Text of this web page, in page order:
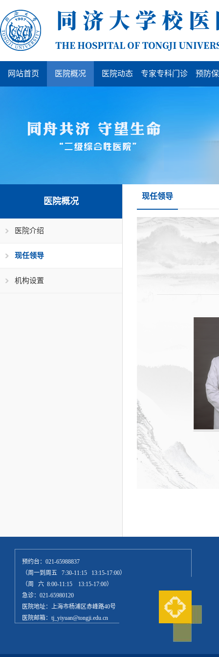
网站首页 医院概况 医院动态 专家专科门诊 预防
医院概况
医院介绍
现任领导
机构设置
现任领导
预约台：021-65988837
（周一到周五 7:30-11:15 13:15-17:00）
（周 六 8:00-11:15 13:15-17:00）
急诊：021-65980120
医院地址：上海市杨浦区赤峰路40号
医院邮箱：tj_yiyuan@tongji.edu.cn